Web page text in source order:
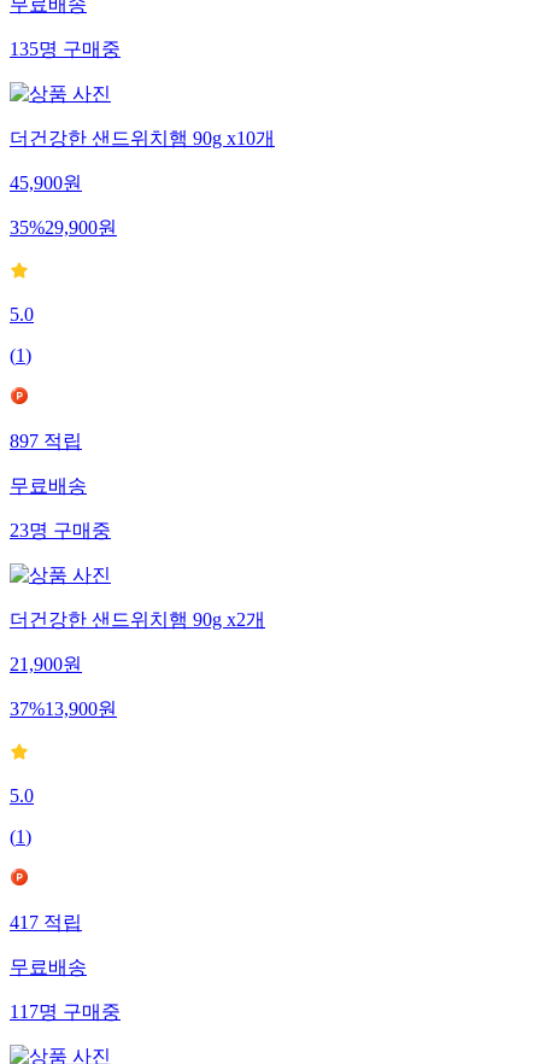
무료배송
135명구매중
더건강한 샌드위치햄 90g x10개
45,900원
35%29,900원
5.0
(1)
897적립
무료배송
23명구매중
더건강한 샌드위치햄 90g x2개
21,900원
37%13,900원
5.0
(1)
417적립
무료배송
117명구매중